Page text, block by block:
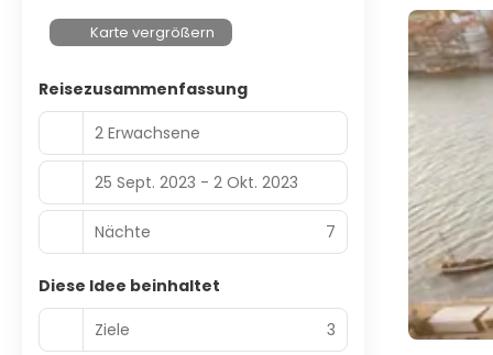
Karte vergrößern
Reisezusammenfassung
2 Erwachsene
25 Sept. 2023 - 2 Okt. 2023
Nächte 7
Diese Idee beinhaltet
Ziele
3